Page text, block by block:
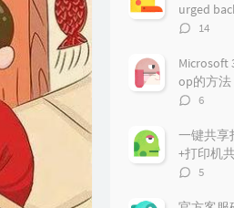
Everyday Hans Bukowski
9 Schwermut
Lisa Kriegler / Jacco Wynia / Wessel van
den Broek
10 Water Myles Dale
urged
评
数：
14
Microsoft
op的方法
评
数：
6
一键共享
+打印机
评
数：
5